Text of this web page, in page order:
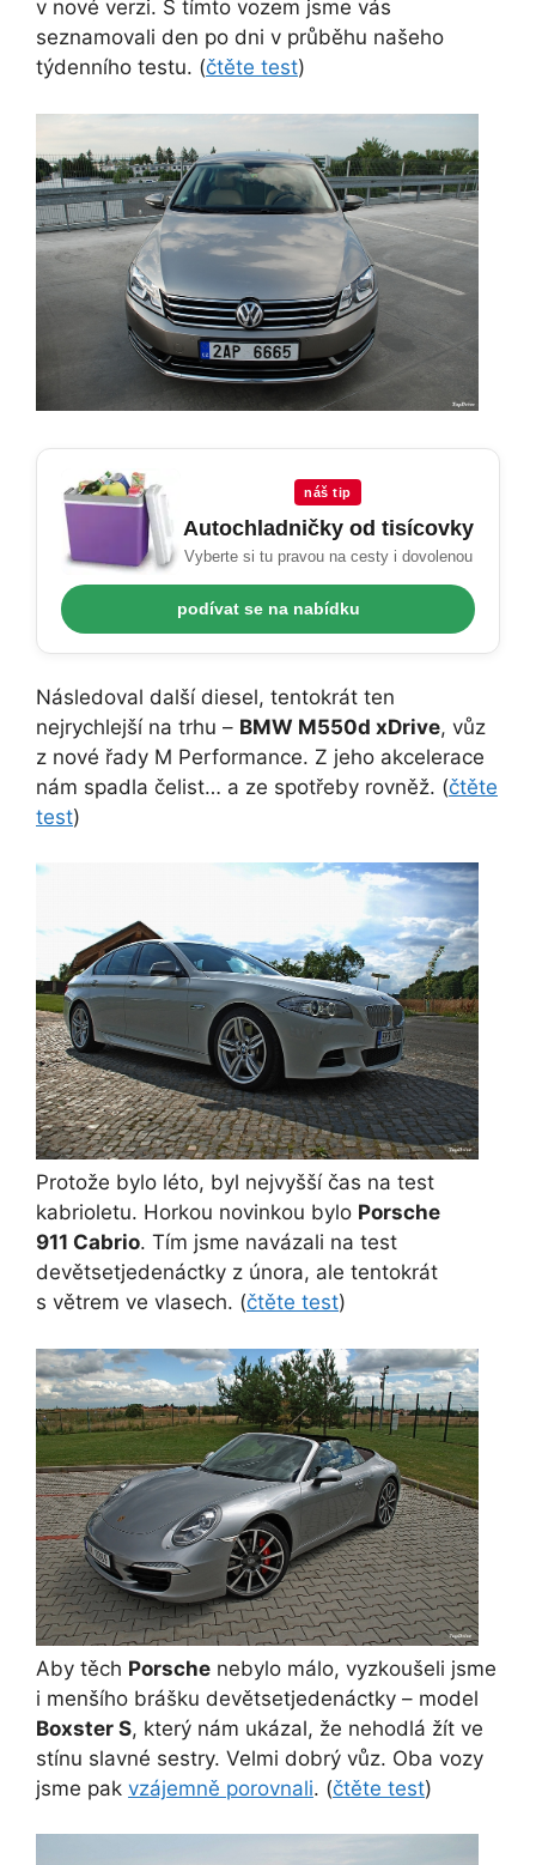
v nové verzi. S tímto vozem jsme vás
seznamovali den po dni v průběhu našeho
týdenního testu. (čtěte test)
náš tip
Autochladničky od tisícovky
Vyberte si tu pravou na cesty i dovolenou
podívat se na nabídku
Následoval další diesel, tentokrát ten
nejrychlejší na trhu – BMW M550d xDrive, vůz
z nové řady M Performance. Z jeho akcelerace
nám spadla čelist… a ze spotřeby rovněž. (čtěte
test)
Protože bylo léto, byl nejvyšší čas na test
kabrioletu. Horkou novinkou bylo Porsche
911 Cabrio. Tím jsme navázali na test
devětsetjedenáctky z února, ale tentokrát
s větrem ve vlasech. (čtěte test)
Aby těch Porsche nebylo málo, vyzkoušeli jsme
i menšího brášku devětsetjedenáctky – model
Boxster S, který nám ukázal, že nehodlá žít ve
stínu slavné sestry. Velmi dobrý vůz. Oba vozy
jsme pak vzájemně porovnali. (čtěte test)